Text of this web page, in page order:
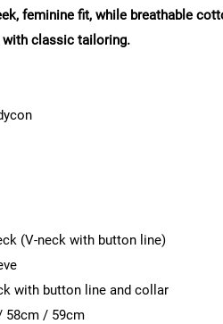
feminine fit, while breathable
classic tailoring.
(V-neck with button line)
with button line and collar
58cm / 59cm